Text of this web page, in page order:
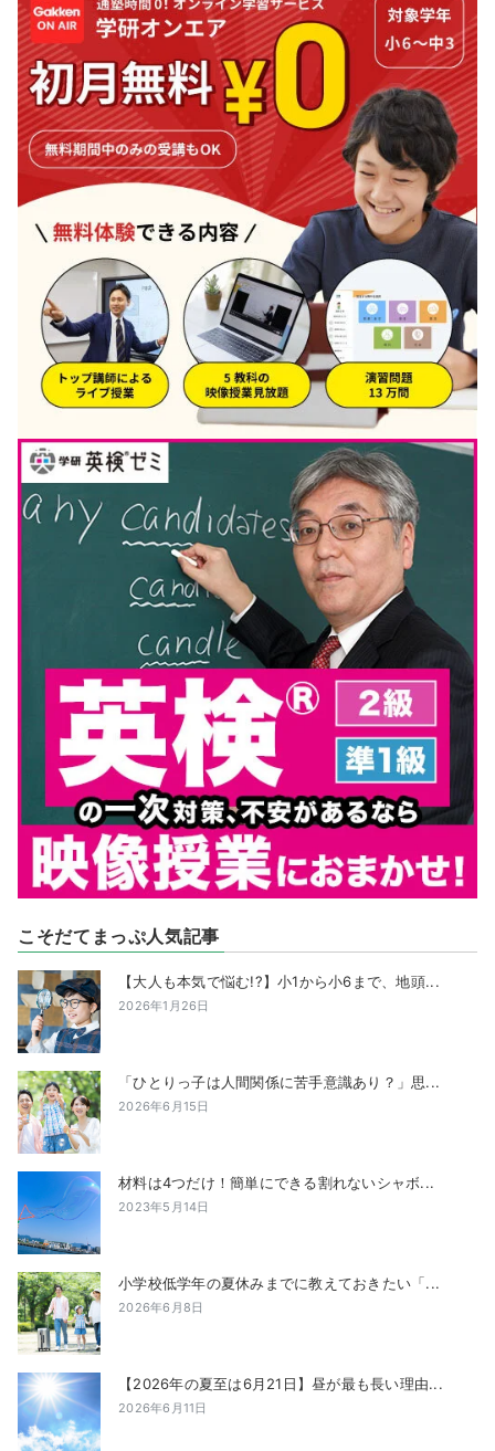
こそだてまっぷ人気記事
【大人も本気で悩む!?】小1から小6まで、地頭...
2026年1月26日
「ひとりっ子は人間関係に苦手意識あり？」思...
2026年6月15日
材料は4つだけ！簡単にできる割れないシャボ...
2023年5月14日
小学校低学年の夏休みまでに教えておきたい「...
2026年6月8日
【2026年の夏至は6月21日】昼が最も長い理由...
2026年6月11日